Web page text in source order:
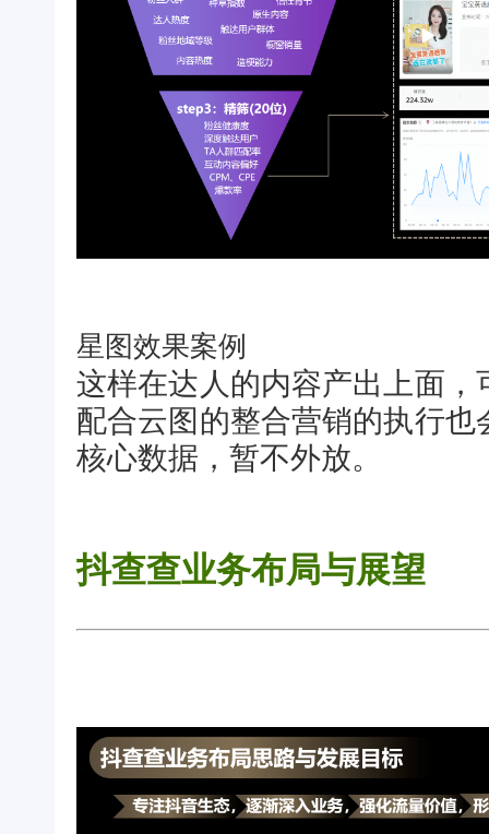
星图效果案例
这样在达人的内容产出上面
配合云图的整合营销的执行
核心数据，暂不外放。
抖查查业务布局与展望